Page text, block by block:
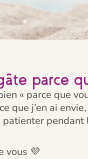
parce
« parce que
que j’en ai
patienter
vous 💜